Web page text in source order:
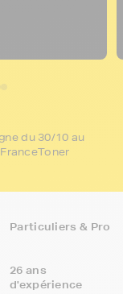
du 30/10 au
Particuliers & Pro
26 ans
d'expérience